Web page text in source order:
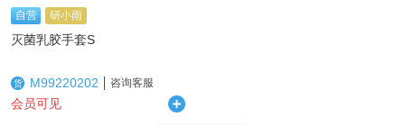
自营 研小雨
灭菌乳胶手套S
货 M99220202 咨询客服
会员可见